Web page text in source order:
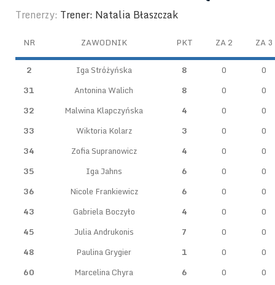
Trenerzy: Trener: Natalia Błaszczak
NR ZAWODNIK PKT ZA 2 ZA 3
2 Iga Stróżyńska 8 0
0
31
Antonina Walich 8 0
0
32
Malwina Klapczyńska 4 0
0
33
Wiktoria Kolarz 3 0
0
34
Zofia Supranowicz 4 0
0
35
Iga Jahns 6 0
0
36
Nicole Frankiewicz 6 0
0
43
Gabriela Boczyło 4 0
0
45
Julia Andrukonis 7 0
0
48
Paulina Grygier 1 0
0
60
Marcelina Chyra 6 0
0